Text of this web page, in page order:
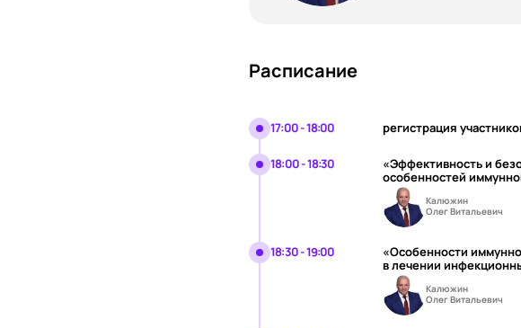
Расписание
17:00 - 18:00 регистрация
18:00 - 18:30
«Эффективность и
особенностей
Калюжин
Олег Витальевич
18:30 - 19:00
«Особенности
в лечении
Калюжин
Олег Витальевич